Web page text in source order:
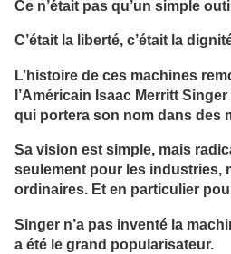
Ce n’était pas qu’un simple
C’était la liberté, c’était la
L’histoire de ces machines
l’Américain Isaac Merritt
qui portera son nom dans des
Sa vision est simple, mais
seulement pour les industries,
ordinaires. Et en particulier
Singer n’a pas inventé la
a été le grand popularisateur.